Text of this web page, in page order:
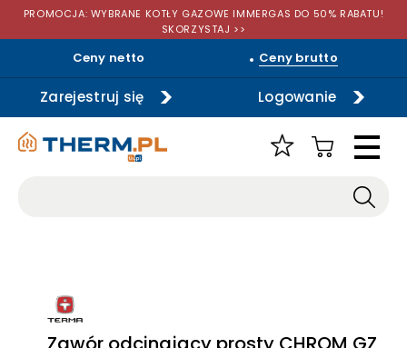
PROMOCJA: WYBRANE KOTŁY GAZOWE IMMERGAS DO 50% RABATU!
SKORZYSTAJ >>
Ceny netto Ceny brutto
Zarejestruj się Logowanie